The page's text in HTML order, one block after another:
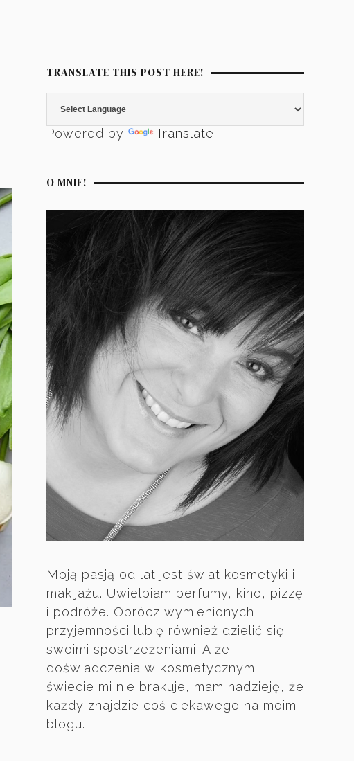
TRANSLATE THIS POST HERE!
Powered by Translate
O MNIE!
Moją pasją od lat jest świat kosmetyki i
makijażu. Uwielbiam perfumy, kino, pizzę
i podróże. Oprócz wymienionych
przyjemności lubię również dzielić się
swoimi spostrzeżeniami. A że
doświadczenia w kosmetycznym
świecie mi nie brakuje, mam nadzieję, że
każdy znajdzie coś ciekawego na moim
blogu.